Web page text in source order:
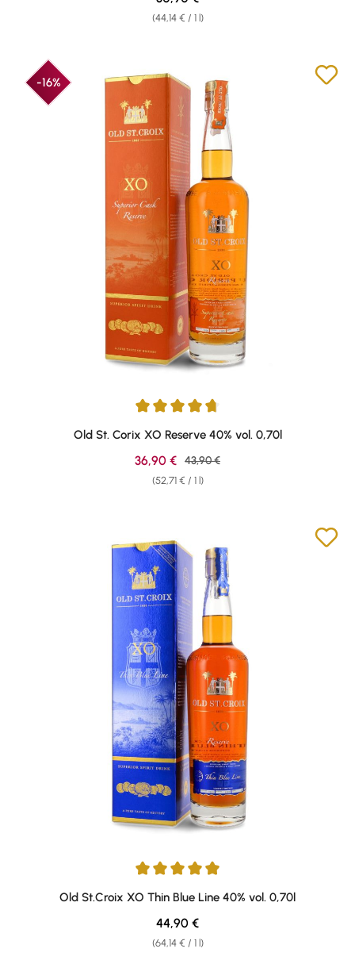
(44,14 € / 1 l)
-16%
Average rating of 4.85 out of 5 stars
Old St. Corix XO Reserve 40% vol. 0,70l
(52,71 € / 1 l)
Sale price:
36,90 € Regular price:
43,90 €
Average rating of 4.93 out of 5 stars
Old St.Croix XO Thin Blue Line 40% vol. 0,70l
(64,14 € / 1 l)
Regular price:
44,90 €